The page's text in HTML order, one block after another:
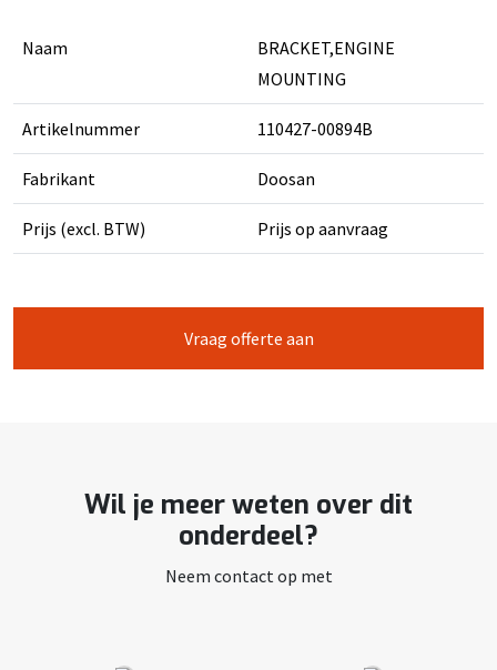
Naam
BRACKET,ENGINE
MOUNTING
Artikelnummer 110427-00894B
Fabrikant Doosan
Prijs (excl. BTW) Prijs op aanvraag
Vraag offerte aan
Wil je meer weten over dit
onderdeel?
Neem contact op met